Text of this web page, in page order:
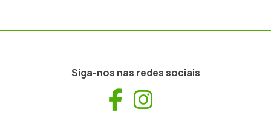
Siga-nos nas redes sociais
Facebook